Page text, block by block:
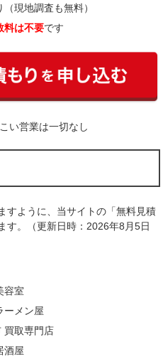
現地調査も無料）
料は不要です
い営業は一切なし
すように、当サイトの「無料見積
す。（更新日時：2026年8月5日
容室
ーメン屋
買取専門店
酒屋